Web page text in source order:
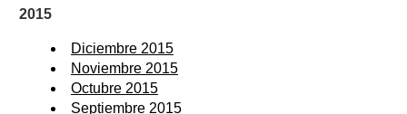
2015
Diciembre 2015
Noviembre 2015
Octubre 2015
Septiembre 2015